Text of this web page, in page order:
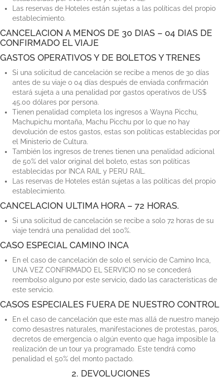
Las reservas de Hoteles están sujetas a las políticas del propio
establecimiento.
CANCELACION A MENOS DE 30 DIAS – 04 DIAS DE
CONFIRMADO EL VIAJE
GASTOS OPERATIVOS Y DE BOLETOS Y TRENES
Si una solicitud de cancelación se recibe a menos de 30 días
antes de su viaje o 04 días después de enviada confirmación
estará sujeta a una penalidad por gastos operativos de US$
45.00 dólares por persona.
Tienen penalidad completa los ingresos a Wayna Picchu,
Machupichu montaña, Machu Picchu por lo que no hay
devolución de estos gastos, estas son políticas establecidas por
el Ministerio de Cultura.
También los ingresos de trenes tienen una penalidad adicional
de 50% del valor original del boleto, estas son políticas
establecidas por INCA RAIL y PERU RAIL.
Las reservas de Hoteles están sujetas a las políticas del propio
establecimiento.
CANCELACION ULTIMA HORA – 72 HORAS.
Si una solicitud de cancelación se recibe a solo 72 horas de su
viaje tendrá una penalidad del 100%.
CASO ESPECIAL CAMINO INCA
En el caso de cancelación de solo el servicio de Camino Inca,
UNA VEZ CONFIRMADO EL SERVICIO no se concederá
reembolso alguno por este servicio, dado las características de
este servicio.
CASOS ESPECIALES FUERA DE NUESTRO CONTROL
En el caso de cancelación que este mas allá de nuestro manejo
como desastres naturales, manifestaciones de protestas, paros,
decretos de emergencia o algún evento que haga imposible la
realización de un tour ya programado. Este tendrá como
penalidad el 50% del monto pactado.
2. DEVOLUCIONES